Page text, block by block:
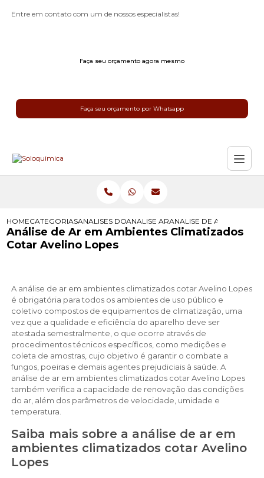
Entre em contato com um de nossos especialistas!
Faça seu orçamento agora mesmo
Faça seu orçamento por Whatsapp
HOMECATEGORIASANALISES DO ARANALISE ARANALISE DE AR EM
Análise de Ar em Ambientes Climatizados
Cotar Avelino Lopes
A análise de ar em ambientes climatizados cotar Avelino Lopes
é obrigatória para todos os ambientes de uso público e
coletivo compostos de equipamentos de climatização, uma
vez que a qualidade e eficiência do aparelho deve ser
atestada semestralmente, o que ocorre através de
procedimentos técnicos específicos, como medições e
coleta de amostras, cujo objetivo é garantir o combate a
fungos, poeiras e demais agentes prejudiciais à saúde. A
análise de ar em ambientes climatizados cotar Avelino Lopes
também verifica a capacidade de renovação das condições
do ar, além dos parâmetros de velocidade, umidade e
temperatura.
Saiba mais sobre a análise de ar em
ambientes climatizados cotar Avelino
Lopes